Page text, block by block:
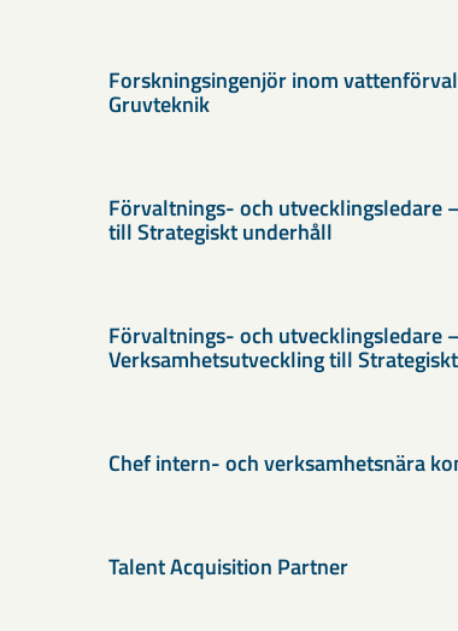
Forskningsingenjör inom
Gruvteknik
Förvaltnings- och utvecklingsledare
till Strategiskt underhåll
Förvaltnings- och utvecklingsledare –
Verksamhetsutveckling till
Chef intern- och verksamhetsnära
Talent Acquisition Partner